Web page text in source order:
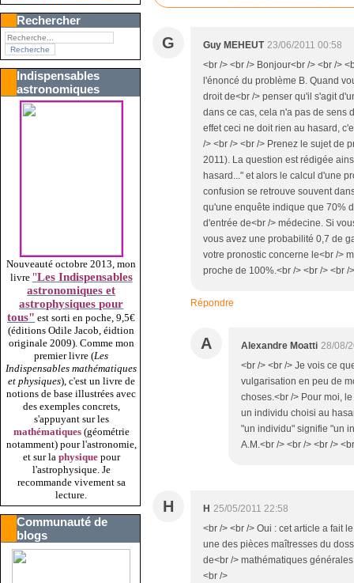
Rechercher
Indispensables
astronomiques
Nouveauté octobre 2013, mon
livre "Les Indispensables
astronomiques et
astrophysiques pour
tous" est sorti en poche, 9,5€
(éditions Odile Jacob, éidtion
originale 2009). Comme mon
premier livre (Les
Indispensables mathématiques
et physiques), c'est un livre de
notions de base illustrées avec
des exemples concrets,
s'appuyant sur les
mathématiques(géométrie
notamment) pour l'astronomie,
et sur la physiquepour
l'astrophysique. Je
recommande vivement sa
lecture.
Communauté de
blogs
G Guy MEHEUT 23/06/2011 00:58
<br /> <br /> Bonjour<br /> <br />
l'énoncé du problème B. Quand
droit de<br /> penser qu'il s'agit
dans ce cas, cela n'a pas de sens
effet ceci ne doit rien au hasard,
/> <br /> <br /> Prenez le sujet de
2011). La question est rédigée
hasard..." et alors le calcul d'une
confusion se retrouve souvent
qu'une enquête indique que 70%
d'entrée de<br /> médecine. Si
vous avez une probabilité 0,7 de
votre pronostic concerne le<br />
proche de 100%.<br /> <br /> <br /
Répondre
A Alexandre Moatti 28/08/
<br /> <br /> Je vois ce
vulgarisation en peu de
choses.<br /> Pour moi,
un individu choisi au
"un individu" signifie "un
A.M.<br /> <br /> <br />
H H 25/05/2011 22:58
<br /> <br /> Oui : cet article a fait
une des pièces maîtresses du
de<br /> mathématiques
<br />